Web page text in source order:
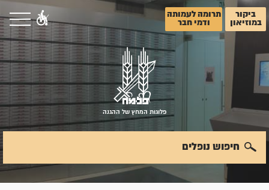
ביקור
במוזיאון
תרומה לעמותה
ודמי חבר
פלוגות המחץ של ההגנה
חיפוש נופלים